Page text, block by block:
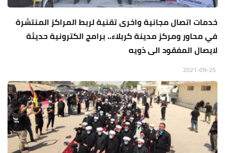
خدمات اتصال مجانية واخرى تقنية لربط المراكز المنتشرة
في محاور ومركز مدينة كربلاء.. برامج الكترونية حديثة
لايصال المفقود الى ذويه